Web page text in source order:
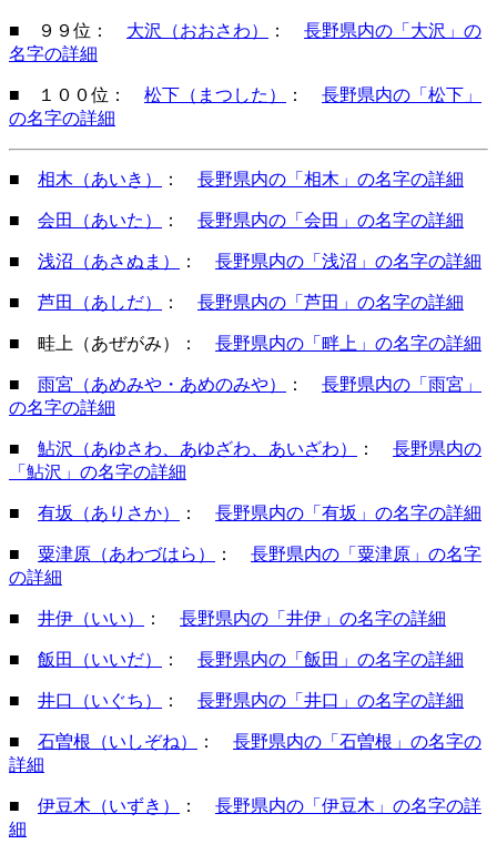
■ ９９位： 大沢（おおさわ） ： 長野県内の「大沢」の
名字の詳細
■ １００位： 松下（まつした） ： 長野県内の「松下」
の名字の詳細
■ 相木（あいき） ： 長野県内の「相木」の名字の詳細
■ 会田（あいた） ： 長野県内の「会田」の名字の詳細
■ 浅沼（あさぬま） ： 長野県内の「浅沼」の名字の詳細
■ 芦田（あしだ） ： 長野県内の「芦田」の名字の詳細
■ 畦上（あぜがみ）： 長野県内の「畔上」の名字の詳細
■ 雨宮（あめみや・あめのみや） ： 長野県内の「雨宮」
の名字の詳細
■ 鮎沢（あゆさわ、あゆざわ、あいざわ） ： 長野県内の
「鮎沢」の名字の詳細
■ 有坂（ありさか） ： 長野県内の「有坂」の名字の詳細
■ 粟津原（あわづはら） ： 長野県内の「粟津原」の名字
の詳細
■ 井伊（いい） ： 長野県内の「井伊」の名字の詳細
■ 飯田（いいだ） ： 長野県内の「飯田」の名字の詳細
■ 井口（いぐち） ： 長野県内の「井口」の名字の詳細
■ 石曽根（いしぞね） ： 長野県内の「石曽根」の名字の
詳細
■ 伊豆木（いずき） ： 長野県内の「伊豆木」の名字の詳
細